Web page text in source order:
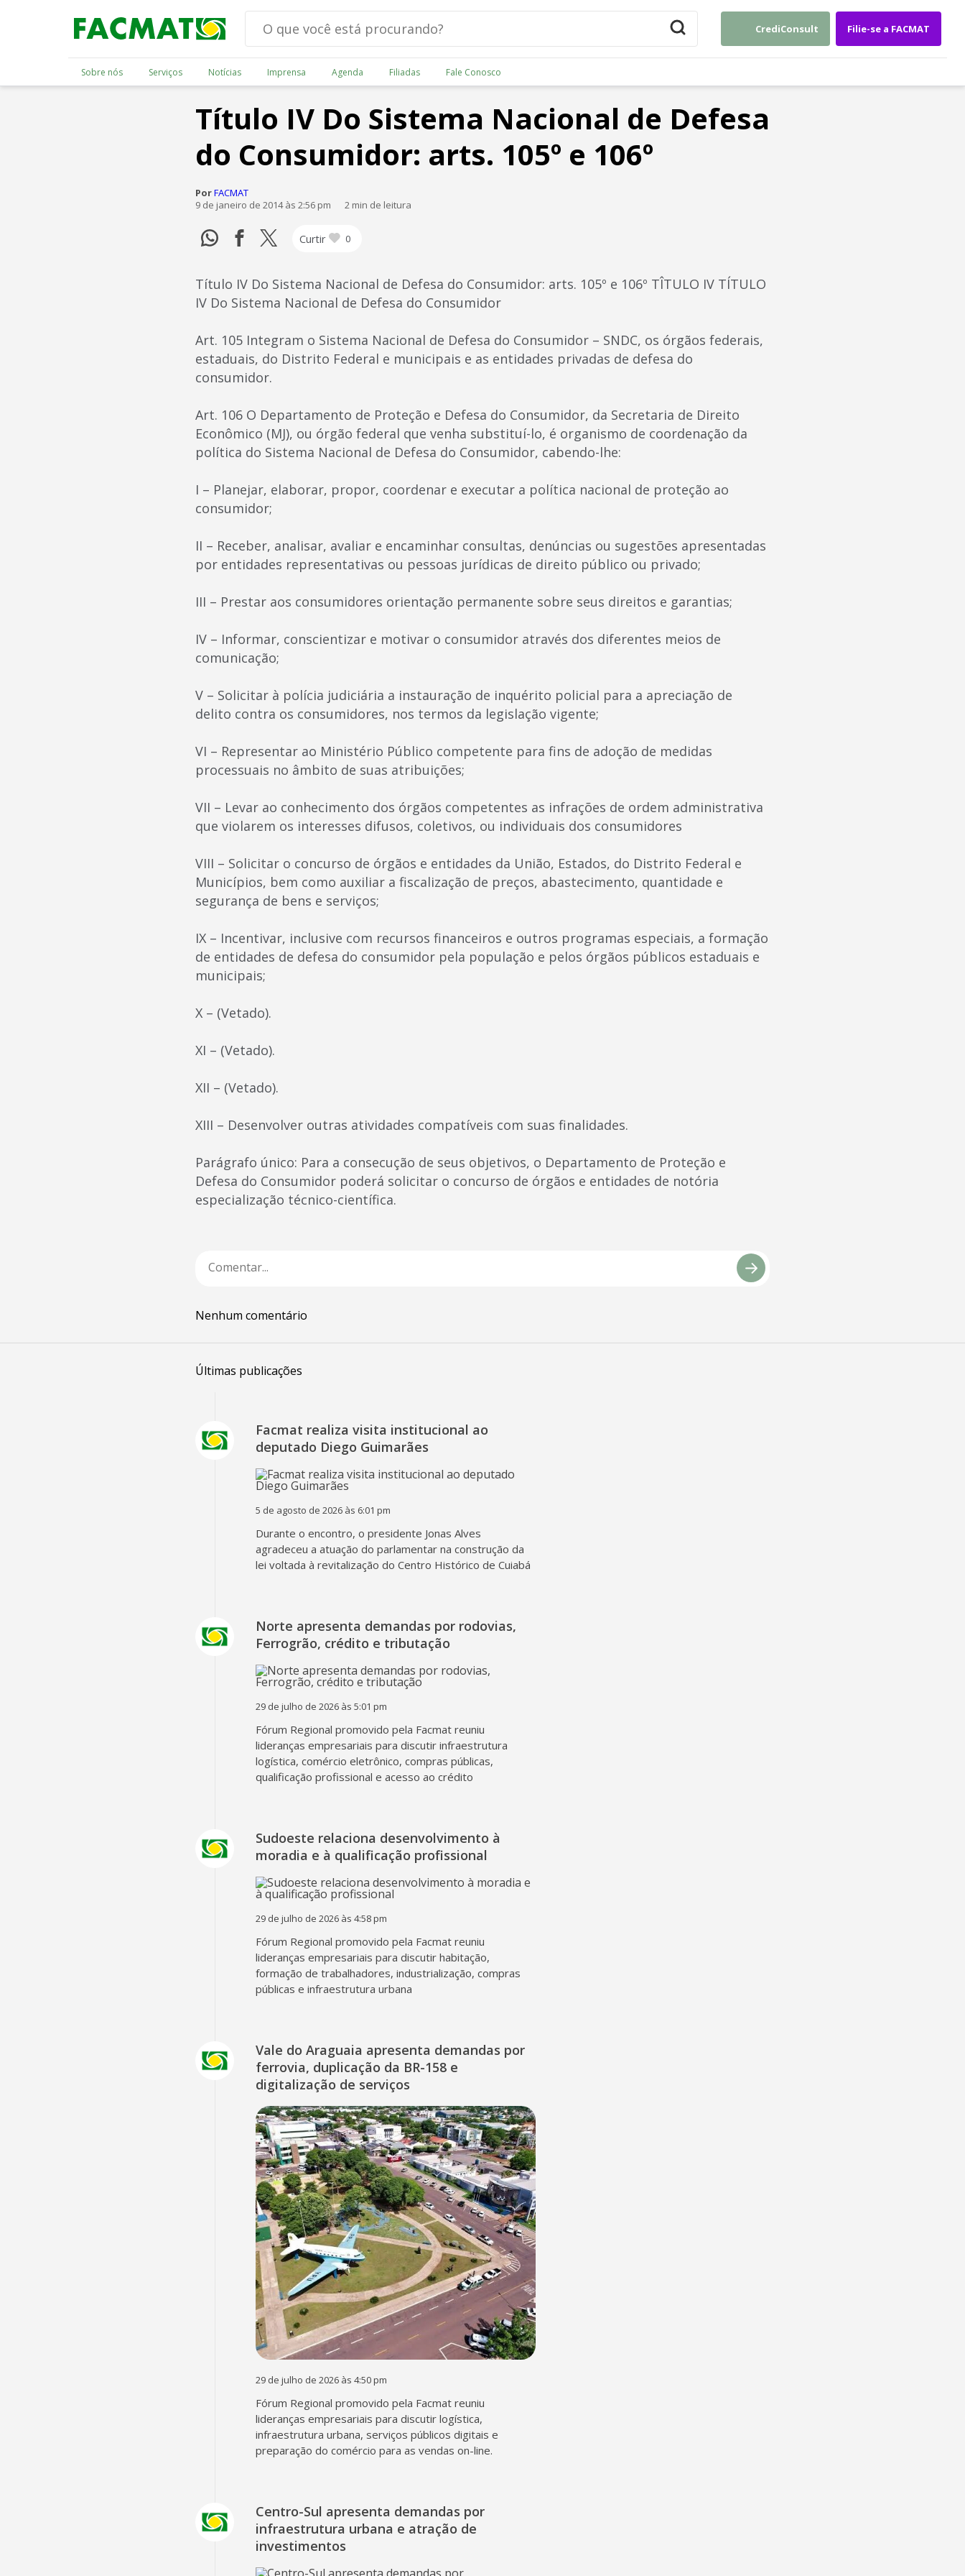
CrediConsult Filie-se a FACMAT
Sobre nós Serviços Notícias Imprensa Agenda Filiadas Fale Conosco
Título IV Do Sistema Nacional de Defesa
do Consumidor: arts. 105º e 106º
PorFACMAT
9 de janeiro de 2014 às 2:56 pm
2 min de leitura
Curtir 0
Título IV Do Sistema Nacional de Defesa do Consumidor: arts. 105º e 106º TÎTULO IV TÍTULO
IV Do Sistema Nacional de Defesa do Consumidor
Art. 105 Integram o Sistema Nacional de Defesa do Consumidor – SNDC, os órgãos federais,
estaduais, do Distrito Federal e municipais e as entidades privadas de defesa do
consumidor.
Art. 106 O Departamento de Proteção e Defesa do Consumidor, da Secretaria de Direito
Econômico (MJ), ou órgão federal que venha substituí-lo, é organismo de coordenação da
política do Sistema Nacional de Defesa do Consumidor, cabendo-lhe:
I – Planejar, elaborar, propor, coordenar e executar a política nacional de proteção ao
consumidor;
II – Receber, analisar, avaliar e encaminhar consultas, denúncias ou sugestões apresentadas
por entidades representativas ou pessoas jurídicas de direito público ou privado;
III – Prestar aos consumidores orientação permanente sobre seus direitos e garantias;
IV – Informar, conscientizar e motivar o consumidor através dos diferentes meios de
comunicação;
V – Solicitar à polícia judiciária a instauração de inquérito policial para a apreciação de
delito contra os consumidores, nos termos da legislação vigente;
VI – Representar ao Ministério Público competente para fins de adoção de medidas
processuais no âmbito de suas atribuições;
VII – Levar ao conhecimento dos órgãos competentes as infrações de ordem administrativa
que violarem os interesses difusos, coletivos, ou individuais dos consumidores
VIII – Solicitar o concurso de órgãos e entidades da União, Estados, do Distrito Federal e
Municípios, bem como auxiliar a fiscalização de preços, abastecimento, quantidade e
segurança de bens e serviços;
IX – Incentivar, inclusive com recursos financeiros e outros programas especiais, a formação
de entidades de defesa do consumidor pela população e pelos órgãos públicos estaduais e
municipais;
X – (Vetado).
XI – (Vetado).
XII – (Vetado).
XIII – Desenvolver outras atividades compatíveis com suas finalidades.
Parágrafo único: Para a consecução de seus objetivos, o Departamento de Proteção e
Defesa do Consumidor poderá solicitar o concurso de órgãos e entidades de notória
especialização técnico-científica.
Nenhum comentário
Últimas publicações
Facmat realiza visita institucional ao
deputado Diego Guimarães
5 de agosto de 2026 às 6:01 pm
Durante o encontro, o presidente Jonas Alves
agradeceu a atuação do parlamentar na construção da
lei voltada à revitalização do Centro Histórico de Cuiabá
Norte apresenta demandas por rodovias,
Ferrogrão, crédito e tributação
29 de julho de 2026 às 5:01 pm
Fórum Regional promovido pela Facmat reuniu
lideranças empresariais para discutir infraestrutura
logística, comércio eletrônico, compras públicas,
qualificação profissional e acesso ao crédito
Sudoeste relaciona desenvolvimento à
moradia e à qualificação profissional
29 de julho de 2026 às 4:58 pm
Fórum Regional promovido pela Facmat reuniu
lideranças empresariais para discutir habitação,
formação de trabalhadores, industrialização, compras
públicas e infraestrutura urbana
Vale do Araguaia apresenta demandas por
ferrovia, duplicação da BR-158 e
digitalização de serviços
29 de julho de 2026 às 4:50 pm
Fórum Regional promovido pela Facmat reuniu
lideranças empresariais para discutir logística,
infraestrutura urbana, serviços públicos digitais e
preparação do comércio para as vendas on-line.
Centro-Sul apresenta demandas por
infraestrutura urbana e atração de
investimentos